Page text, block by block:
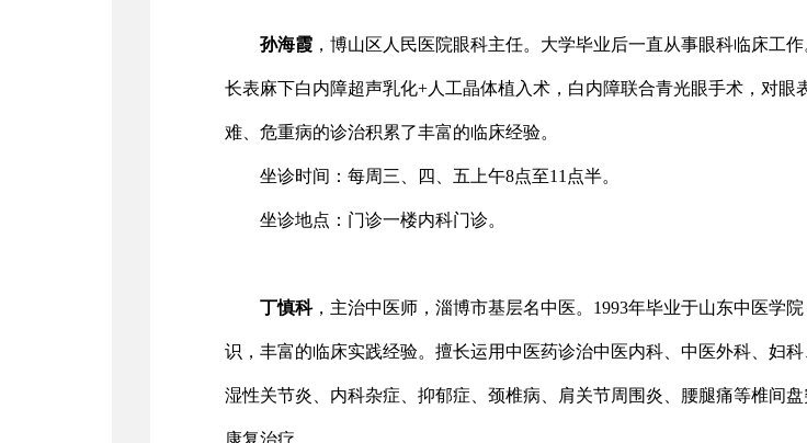
孙海霞 ，博山区人民医院眼科主任。大学毕业后一直从事眼科临床工
长表麻下白内障超声乳化+人工晶体植入术，白内障联合青光眼手术，对
难、危重病的诊治积累了丰富的临床经验。
坐诊时间：每周三、四、五上午8点至11点半。
坐诊地点：门诊一楼内科门诊。
丁慎科，主治中医师，淄博市基层名中医。1993年毕业于山东中医学
识，丰富的临床实践经验。擅长运用中医药诊治中医内科、中医外科、妇
湿性关节炎、内科杂症、抑郁症、颈椎病、肩关节周围炎、腰腿痛等椎间
康复治疗。